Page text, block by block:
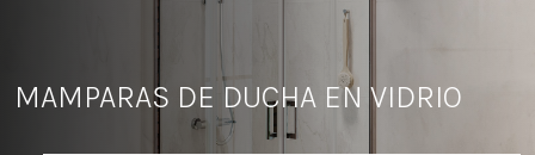
MAMPARAS DE DUCHA EN VIDRIO